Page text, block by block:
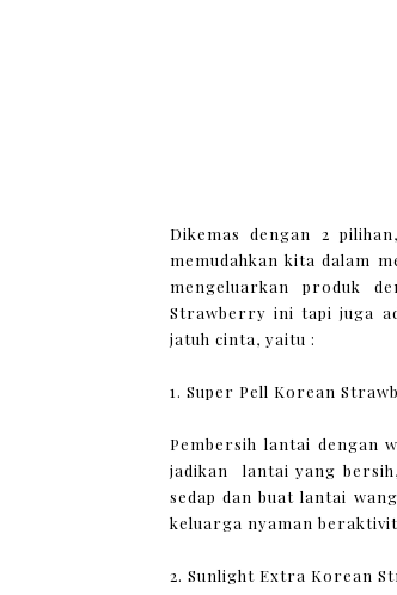
Dikemas dengan 2
memudahkan kita dalam
mengeluarkan produk
Strawberry ini tapi juga
jatuh cinta, yaitu :
1. Super Pell Korean
Pembersih lantai dengan
jadikan lantai yang
sedap dan buat lantai
keluarga nyaman
2. Sunlight Extra Korean